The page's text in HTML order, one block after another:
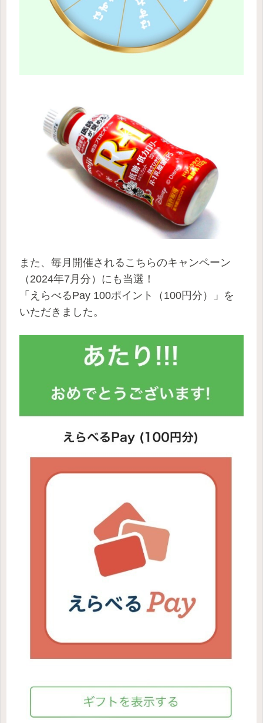
また、毎月開催されるこちらのキャンペーン
（2024年7月分）にも当選！
「えらべるPay 100ポイント（100円分）」を
いただきました。